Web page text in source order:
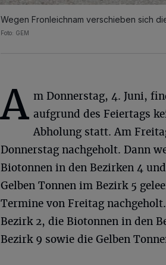
Wegen Fronleichnam verschieben sich
Foto: GEM
A m Donnerstag, 4. Juni,
aufgrund des Feiertags
Abholung statt. Am
Donnerstag nachgeholt. Dann
Biotonnen in den Bezirken 4
Gelben Tonnen im Bezirk 5
Termine von Freitag
Bezirk 2, die Biotonnen in den
Bezirk 9 sowie die Gelben